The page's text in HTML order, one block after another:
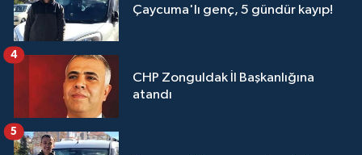
Çaycuma'lı genç, 5 gündür kayıp!
CHP Zonguldak İl Başkanlığına
atandı
4
5